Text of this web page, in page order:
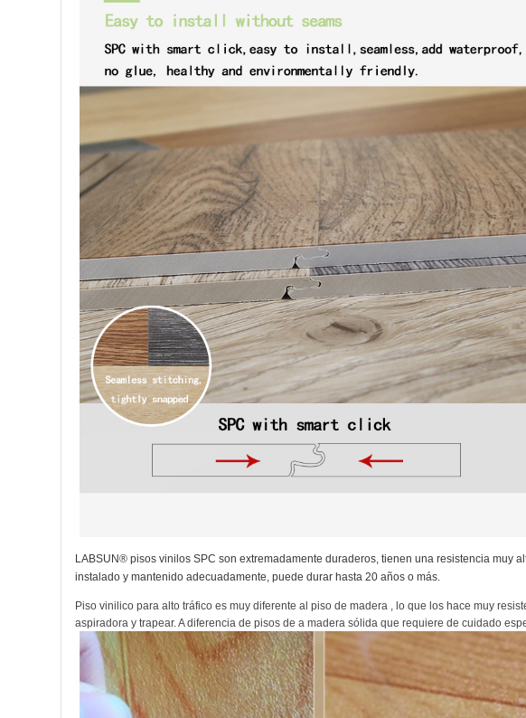
LABSUN® pisos vinilos SPC son extremadamente duraderos, tienen una resistencia muy
instalado y mantenido adecuadamente, puede durar hasta 20 años o más.
Piso vinilico para alto tráfico es muy diferente al piso de madera , lo que los hace muy
aspiradora y trapear. A diferencia de pisos de a madera sólida que requiere de cuidado